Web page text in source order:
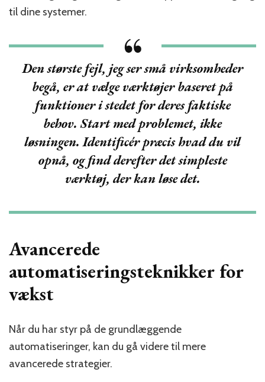
til dine systemer.
Den største fejl, jeg ser små virksomheder
begå, er at vælge værktøjer baseret på
funktioner i stedet for deres faktiske
behov. Start med problemet, ikke
løsningen. Identificér præcis hvad du vil
opnå, og find derefter det simpleste
værktøj, der kan løse det.
Avancerede
automatiseringsteknikker for
vækst
Når du har styr på de grundlæggende
automatiseringer, kan du gå videre til mere
avancerede strategier.